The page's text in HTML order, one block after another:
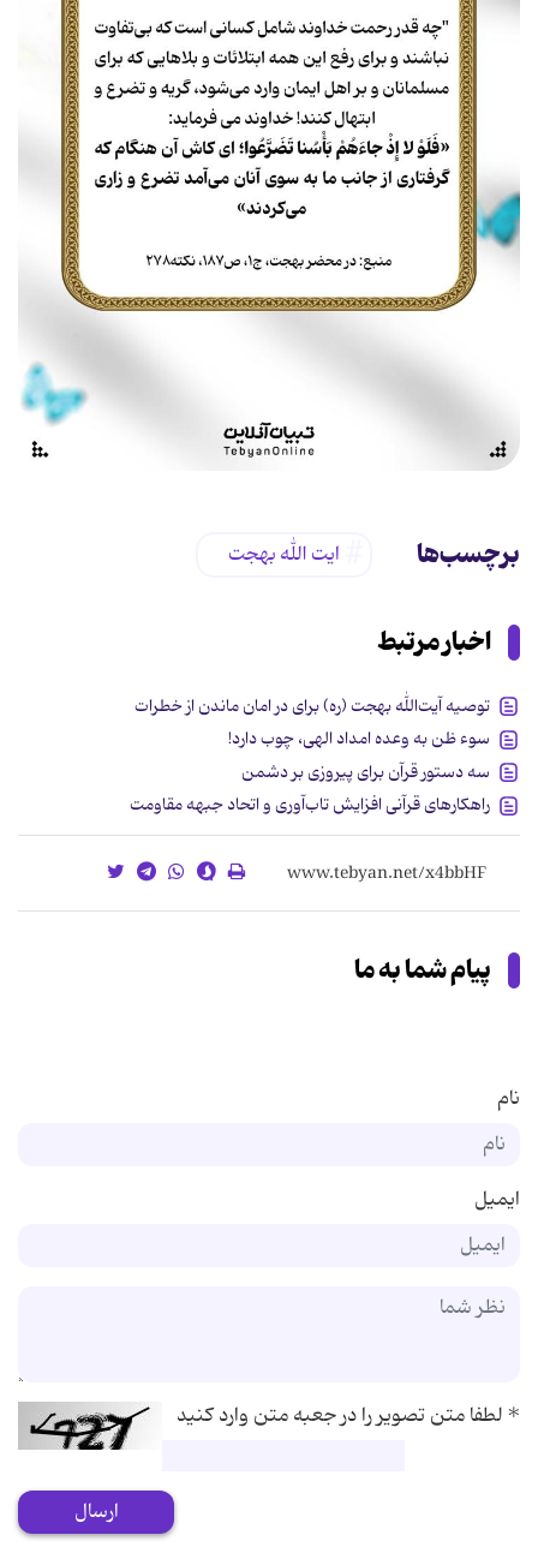
برچسب‌ها ایت الله بهجت
اخبار مرتبط
توصیه آیت‌الله بهجت (ره) برای در امان ماندن از خطرات
سوء ظن به وعده امداد الهی، چوب دارد!
سه دستور قرآن برای پیروزی بر دشمن
راهکارهای قرآنی افزایش تاب‌آوری و اتحاد جبهه مقاومت
پیام شما به ما
نام
ایمیل
*لطفا متن تصویر را در جعبه متن وارد کنید
ارسال